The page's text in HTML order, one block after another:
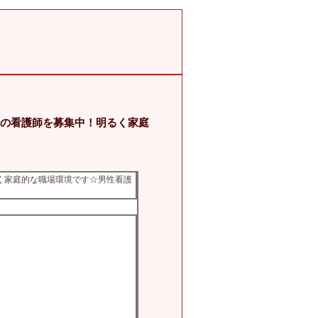
看護師を募集中！明るく家庭
家庭的な職場環境です☆男性看護